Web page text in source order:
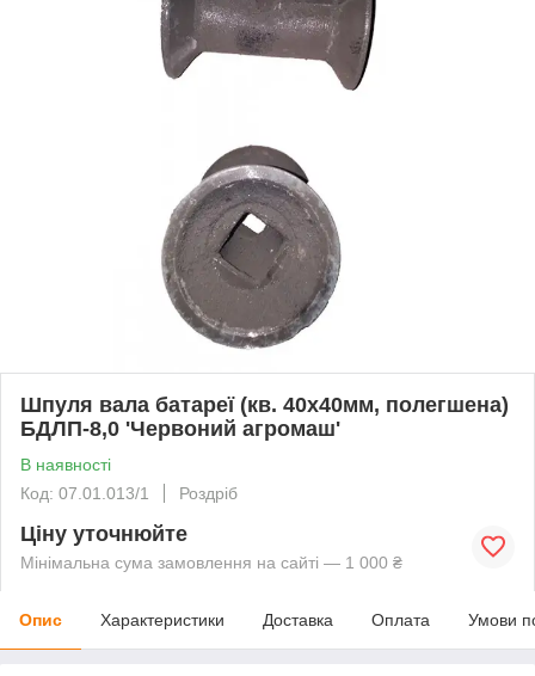
Шпуля вала батареї (кв. 40х40мм, полегшена)
БДЛП-8,0 'Червоний агромаш'
В наявності
Код: 07.01.013/1
Роздріб
Ціну уточнюйте
Мінімальна сума замовлення на сайті — 1 000 ₴
Опис Характеристики Доставка Оплата Умови